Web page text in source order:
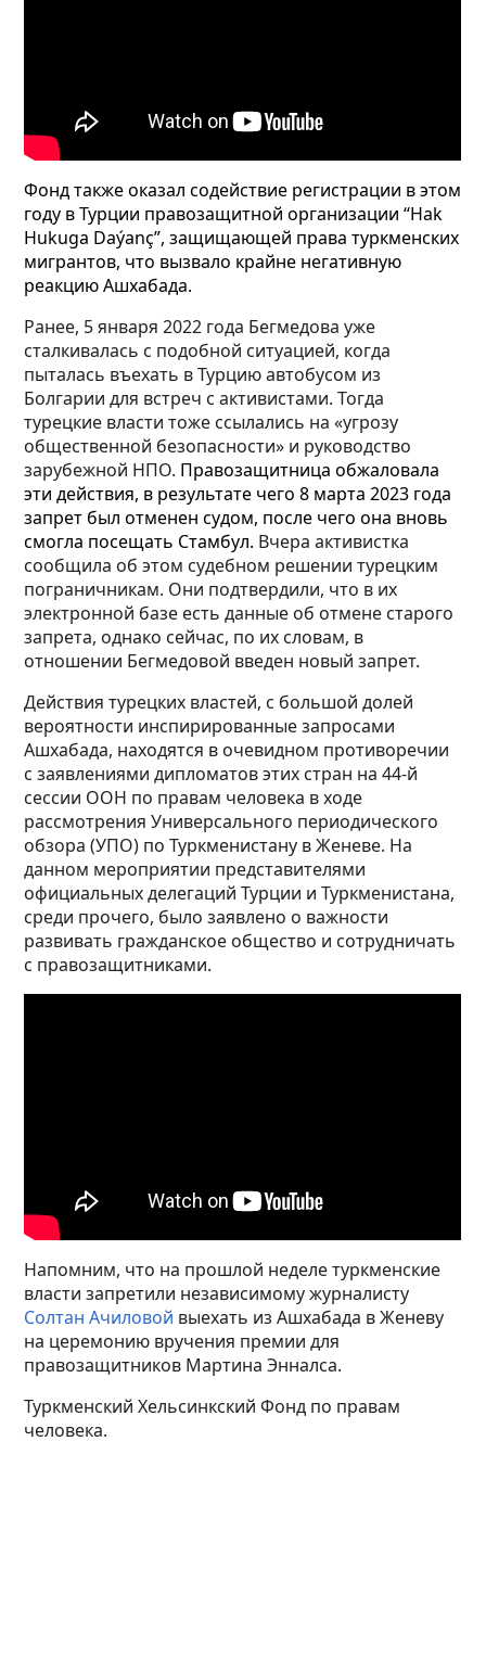
Фонд также оказал содействие регистрации в этом
году в Турции правозащитной организации “Hak
Нukuga Daýanç”, защищающей права туркменских
мигрантов, что вызвало крайне негативную
реакцию Ашхабада.
Ранее, 5 января 2022 года Бегмедова уже
сталкивалась с подобной ситуацией, когда
пыталась въехать в Турцию автобусом из
Болгарии для встреч с активистами. Тогда
турецкие власти тоже ссылались на «угрозу
общественной безопасности» и руководство
зарубежной НПО. Правозащитница обжаловала
эти действия, в результате чего 8 марта 2023 года
запрет был отменен судом, после чего она вновь
смогла посещать Стамбул. Вчера активистка
сообщила об этом судебном решении турецким
пограничникам. Они подтвердили, что в их
электронной базе есть данные об отмене старого
запрета, однако сейчас, по их словам, в
отношении Бегмедовой введен новый запрет.
Действия турецких властей, с большой долей
вероятности инспирированные запросами
Ашхабада, находятся в очевидном противоречии
с заявлениями дипломатов этих стран на 44-й
сессии ООН по правам человека в ходе
рассмотрения Универсального периодического
обзора (УПО) по Туркменистану в Женеве. На
данном мероприятии представителями
официальных делегаций Турции и Туркменистана,
среди прочего, было заявлено о важности
развивать гражданское общество и сотрудничать
с правозащитниками.
Напомним, что на прошлой неделе туркменские
власти запретили независимому журналисту
Солтан Ачиловой выехать из Ашхабада в Женеву
на церемонию вручения премии для
правозащитников Мартина Энналса.
Туркменский Хельсинкский Фонд по правам
человека.